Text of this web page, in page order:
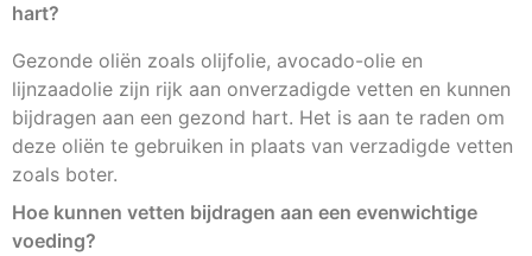
hart?
Gezonde oliën zoals olijfolie, avocado-olie en
lijnzaadolie zijn rijk aan onverzadigde vetten en kunnen
bijdragen aan een gezond hart. Het is aan te raden om
deze oliën te gebruiken in plaats van verzadigde vetten
zoals boter.
Hoe kunnen vetten bijdragen aan een evenwichtige
voeding?